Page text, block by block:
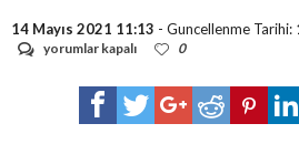
14 Mayıs 2021 11:13 - Guncellenme Tarihi:
Çocuklarla
yorumlar kapalı 0